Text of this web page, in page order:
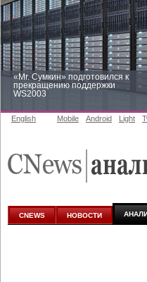
«Mr. Сумкин» подготовился к
прекращению поддержки
WS2003
аналитике
English Mobile Android Light
CNEWS НОВОСТИ